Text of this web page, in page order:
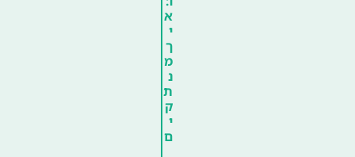
א
י
ך
מ
נ
ת
ק
י
ם